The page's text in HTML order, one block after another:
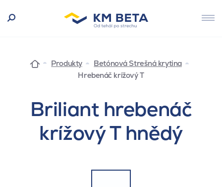
Produkty
Betónová Strešná krytina
Hrebenáč krížový T
Briliant hrebenáč
krížový T hnědý